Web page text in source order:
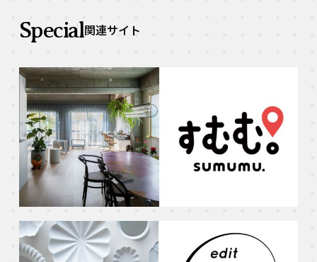
Special関連サイト